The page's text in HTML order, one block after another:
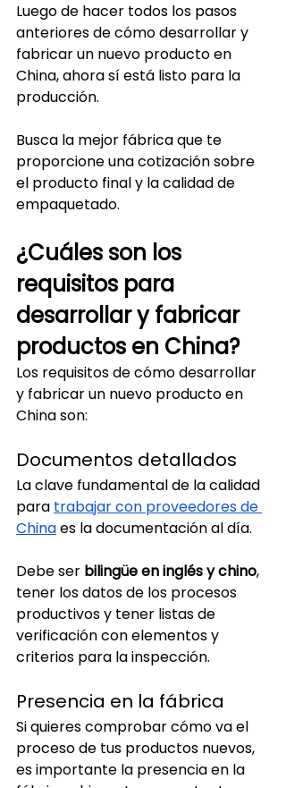
Luego de hacer todos los pasos
anteriores de cómo desarrollar y
fabricar un nuevo producto en
China, ahora sí está listo para la
producción.
Busca la mejor fábrica que te
proporcione una cotización sobre
el producto final y la calidad de
empaquetado.
¿Cuáles son los
requisitos para
desarrollar y fabricar
productos en China?
Los requisitos de cómo desarrollar
y fabricar un nuevo producto en
China son:
Documentos detallados
La clave fundamental de la calidad
para trabajar con proveedores de
China es la documentación al día.
Debe ser bilingüe en inglés y chino,
tener los datos de los procesos
productivos y tener listas de
verificación con elementos y
criterios para la inspección.
Presencia en la fábrica
Si quieres comprobar cómo va el
proceso de tus productos nuevos,
es importante la presencia en la